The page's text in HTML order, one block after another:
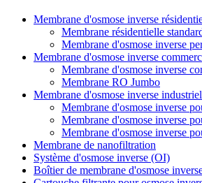
Membrane d'osmose inverse
Membrane résidentielle
Membrane d'osmose inverse
Membrane d'osmose inverse
Membrane d'osmose inverse
Membrane RO Jumbo
Membrane d'osmose inverse
Membrane d'osmose inverse
Membrane d'osmose inverse
Membrane d'osmose inverse
Membrane de nanofiltration
Système d'osmose inverse (OI)
Boîtier de membrane d'osmose